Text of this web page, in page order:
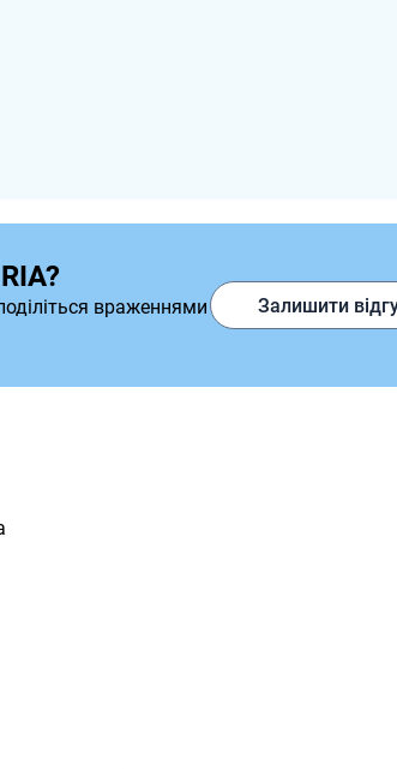
враженнями
Залишити